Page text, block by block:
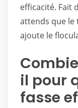
efficacité. Fait
attends que le
ajoute le
il pour
fasse